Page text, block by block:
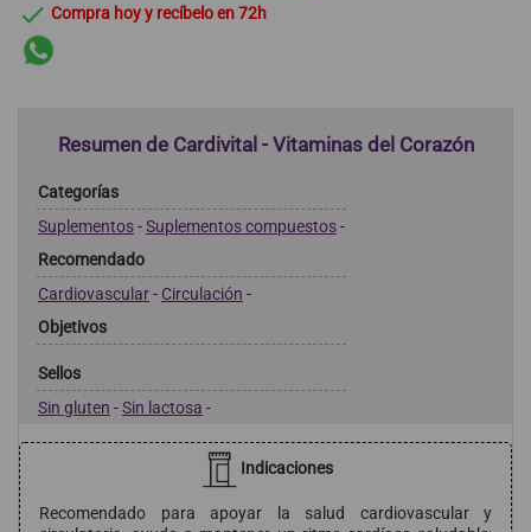
 Compra hoy y recíbelo en 72h
Resumen de Cardivital - Vitaminas del Corazón
Categorías
Suplementos-Suplementos compuestos-
Recomendado
Cardiovascular- Circulación -
Objetivos
Sellos
Sin gluten -Sin lactosa -
Indicaciones
Recomendado para apoyar la salud cardiovascular y